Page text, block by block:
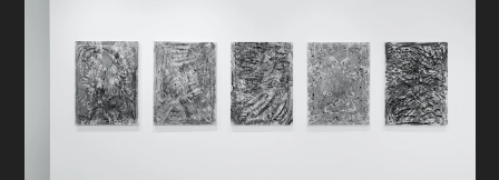
ikke et litterært arbeide, f.eks), men
bærer med seg nok av Dantes
intrikate spydighet i forhold til sin